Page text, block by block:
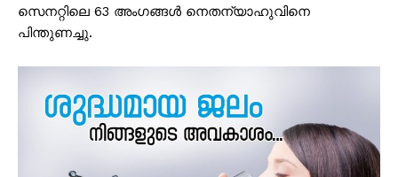
സെനറ്റിലെ 63 അംഗങ്ങൾ നെതന്യാഹുവിനെ
പിന്തുണച്ചു.